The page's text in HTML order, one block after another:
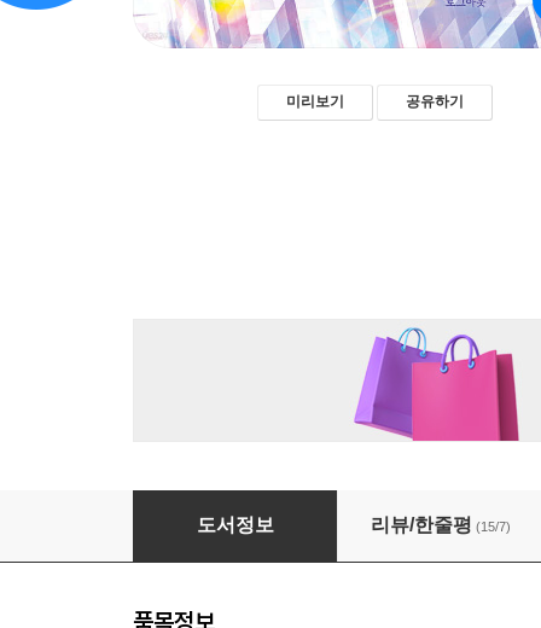
미리보기 공유하기
가까운 세계와 먼 우리
도서정보 리뷰/한줄평 (15/7)
품목정보